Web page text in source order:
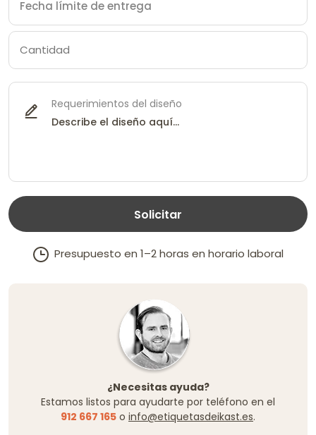
Requerimientos del diseño
Solicitar
Presupuesto en 1–2 horas en horario laboral
¿Necesitas ayuda?
Estamos listos para ayudarte por teléfono en el
912 667 165 o info@etiquetasdeikast.es.